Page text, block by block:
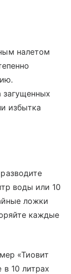
налетом
загущенных
избытка
воды или 10
ложки
каждые
«Тиовит
10 литрах